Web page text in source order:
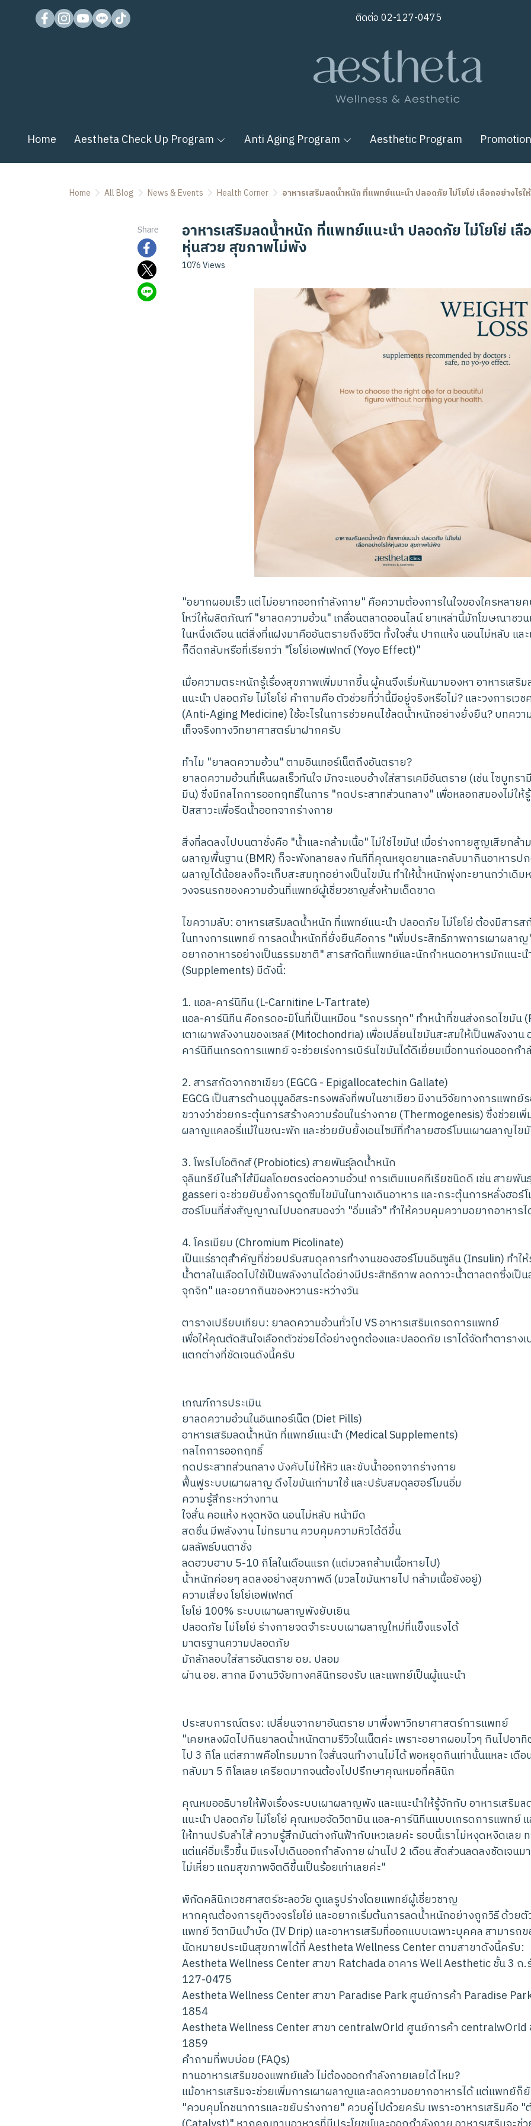
ติดต่อ02-127-0475
Home Aestheta Check Up Program Anti Aging Program Aesthetic Program Promotion
Home All Blog News & Events Health Corner อาหารเสริมลดน้ำหนัก ที่แพทย์แนะนำ ปลอดภัย ไม่โยโย่ เลือกอย่างไร
Share อาหารเสริมลดน้ำหนัก ที่แพทย์แนะนำ ปลอดภัย ไม่โยโย่ เลื
หุ่นสวย สุขภาพไม่พัง
1076 Views
"อยากผอมเร็ว แต่ไม่อยากออกกำลังกาย" คือความต้องการในใจของใครหลาย
โหว่ให้ผลิตภัณฑ์ "ยาลดความอ้วน" เกลื่อนตลาดออนไลน์ ยาเหล่านี้มักโฆษณาชวน
ในหนึ่งเดือน แต่สิ่งที่แฝงมาคืออันตรายถึงชีวิต ทั้งใจสั่น ปากแห้ง นอนไม่หลับ แล
ก็ดีดกลับหรือที่เรียกว่า "โยโย่เอฟเฟกต์ (Yoyo Effect)"
เมื่อความตระหนักรู้เรื่องสุขภาพเพิ่มมากขึ้น ผู้คนจึงเริ่มหันมามองหา อาหารเส
แนะนำ ปลอดภัย ไม่โยโย่ คำถามคือ ตัวช่วยที่ว่านี้มีอยู่จริงหรือไม่? และวงการเว
(Anti-Aging Medicine) ใช้อะไรในการช่วยคนไข้ลดน้ำหนักอย่างยั่งยืน? บทคว
เท็จจริงทางวิทยาศาสตร์มาฝากครับ
ทำไม "ยาลดความอ้วน" ตามอินเทอร์เน็ตถึงอันตราย?
ยาลดความอ้วนที่เห็นผลเร็วทันใจ มักจะแอบอ้างใส่สารเคมีอันตราย (เช่น ไซบูทร
มีน) ซึ่งมีกลไกการออกฤทธิ์ในการ "กดประสาทส่วนกลาง" เพื่อหลอกสมองไม่ให้
ปัสสาวะเพื่อรีดน้ำออกจากร่างกาย
สิ่งที่ลดลงไปบนตาชั่งคือ "น้ำและกล้ามเนื้อ" ไม่ใช่ไขมัน! เมื่อร่างกายสูญเสียกล้า
ผลาญพื้นฐาน (BMR) ก็จะพังทลายลง ทันทีที่คุณหยุดยาและกลับมากินอาหารปก
ผลาญได้น้อยลงก็จะเก็บสะสมทุกอย่างเป็นไขมัน ทำให้น้ำหนักพุ่งทะยานกว่าเดิม
วงจรนรกของความอ้วนที่แพทย์ผู้เชี่ยวชาญสั่งห้ามเด็ดขาด
ไขความลับ: อาหารเสริมลดน้ำหนัก ที่แพทย์แนะนำ ปลอดภัย ไม่โยโย่ ต้องมีสารส
ในทางการแพทย์ การลดน้ำหนักที่ยั่งยืนคือการ "เพิ่มประสิทธิภาพการเผาผลา
อยากอาหารอย่างเป็นธรรมชาติ" สารสกัดที่แพทย์และนักกำหนดอาหารมักแนะน
(Supplements) มีดังนี้:
1. แอล-คาร์นิทีน (L-Carnitine L-Tartrate)
แอล-คาร์นิทีน คือกรดอะมิโนที่เป็นเหมือน "รถบรรทุก" ทำหน้าที่ขนส่งกรดไขมัน
เตาเผาพลังงานของเซลล์ (Mitochondria) เพื่อเปลี่ยนไขมันสะสมให้เป็นพลังงาน
คาร์นิทีนเกรดการแพทย์ จะช่วยเร่งการเบิร์นไขมันได้ดีเยี่ยมเมื่อทานก่อนออกกำ
2. สารสกัดจากชาเขียว (EGCG - Epigallocatechin Gallate)
EGCG เป็นสารต้านอนุมูลอิสระทรงพลังที่พบในชาเขียว มีงานวิจัยทางการแพทย์
ขวางว่าช่วยกระตุ้นการสร้างความร้อนในร่างกาย (Thermogenesis) ซึ่งช่วยเพิ่
ผลาญแคลอรี่แม้ในขณะพัก และช่วยยับยั้งเอนไซม์ที่ทำลายฮอร์โมนเผาผลาญไข
3. โพรไบโอติกส์ (Probiotics) สายพันธุ์ลดน้ำหนัก
จุลินทรีย์ในลำไส้มีผลโดยตรงต่อความอ้วน! การเติมแบคทีเรียชนิดดี เช่น สายพัน
gasseri จะช่วยยับยั้งการดูดซึมไขมันในทางเดินอาหาร และกระตุ้นการหลั่งฮอร์โ
ฮอร์โมนที่ส่งสัญญาณไปบอกสมองว่า "อิ่มแล้ว" ทำให้ควบคุมความอยากอาหาร
4. โครเมียม (Chromium Picolinate)
เป็นแร่ธาตุสำคัญที่ช่วยปรับสมดุลการทำงานของฮอร์โมนอินซูลิน (Insulin) ทำใ
น้ำตาลในเลือดไปใช้เป็นพลังงานได้อย่างมีประสิทธิภาพ ลดภาวะน้ำตาลตกซึ่งเป็
จุกจิก" และอยากกินของหวานระหว่างวัน
ตารางเปรียบเทียบ: ยาลดความอ้วนทั่วไป VS อาหารเสริมเกรดการแพทย์
เพื่อให้คุณตัดสินใจเลือกตัวช่วยได้อย่างถูกต้องและปลอดภัย เราได้จัดทำตาราง
แตกต่างที่ชัดเจนดังนี้ครับ
เกณฑ์การประเมิน
ยาลดความอ้วนในอินเทอร์เน็ต (Diet Pills)
อาหารเสริมลดน้ำหนัก ที่แพทย์แนะนำ (Medical Supplements)
กลไกการออกฤทธิ์
กดประสาทส่วนกลาง บังคับไม่ให้หิว และขับน้ำออกจากร่างกาย
ฟื้นฟูระบบเผาผลาญ ดึงไขมันเก่ามาใช้ และปรับสมดุลฮอร์โมนอิ่ม
ความรู้สึกระหว่างทาน
ใจสั่น คอแห้ง หงุดหงิด นอนไม่หลับ หน้ามืด
สดชื่น มีพลังงาน ไม่ทรมาน ควบคุมความหิวได้ดีขึ้น
ผลลัพธ์บนตาชั่ง
ลดฮวบฮาบ 5-10 กิโลในเดือนแรก (แต่มวลกล้ามเนื้อหายไป)
น้ำหนักค่อยๆ ลดลงอย่างสุขภาพดี (มวลไขมันหายไป กล้ามเนื้อยังอยู่)
ความเสี่ยง โยโย่เอฟเฟกต์
โยโย่ 100% ระบบเผาผลาญพังยับเยิน
ปลอดภัย ไม่โยโย่ ร่างกายจดจำระบบเผาผลาญใหม่ที่แข็งแรงได้
มาตรฐานความปลอดภัย
มักลักลอบใส่สารอันตราย อย. ปลอม
ผ่าน อย. สากล มีงานวิจัยทางคลินิกรองรับ และแพทย์เป็นผู้แนะนำ
ประสบการณ์ตรง: เปลี่ยนจากยาอันตราย มาพึ่งพาวิทยาศาสตร์การแพทย์
"เคยหลงผิดไปกินยาลดน้ำหนักตามรีวิวในเน็ตค่ะ เพราะอยากผอมไวๆ กินไปอา
ไป 3 กิโล แต่สภาพคือโทรมมาก ใจสั่นจนทำงานไม่ได้ พอหยุดกินเท่านั้นแหละ เดือ
กลับมา 5 กิโลเลย เครียดมากจนต้องไปปรึกษาคุณหมอที่คลินิก
คุณหมออธิบายให้ฟังเรื่องระบบเผาผลาญพัง และแนะนำให้รู้จักกับ อาหารเสริม
แนะนำ ปลอดภัย ไม่โยโย่ คุณหมอจัดวิตามิน แอล-คาร์นิทีนแบบเกรดการแพทย์ แ
ให้ทานปรับลำไส้ ความรู้สึกมันต่างกันฟ้ากับเหวเลยค่ะ รอบนี้เราไม่หงุดหงิดเลย
แต่แค่อิ่มเร็วขึ้น มีแรงไปเดินออกกำลังกาย ผ่านไป 2 เดือน สัดส่วนลดลงชัดเจน
ไม่เหี่ยว แถมสุขภาพจิตดีขึ้นเป็นร้อยเท่าเลยค่ะ"
พิกัดคลินิกเวชศาสตร์ชะลอวัย ดูแลรูปร่างโดยแพทย์ผู้เชี่ยวชาญ
หากคุณต้องการยุติวงจรโยโย่ และอยากเริ่มต้นการลดน้ำหนักอย่างถูกวิธี ด้วยตั
แพทย์ วิตามินบำบัด (IV Drip) และอาหารเสริมที่ออกแบบเฉพาะบุคคล สามารถ
นัดหมายประเมินสุขภาพได้ที่ Aestheta Wellness Center ตามสาขาดังนี้ครับ:
Aestheta Wellness Center สาขา Ratchada อาคาร Well Aesthetic ชั้น 3 ถ
127-0475
Aestheta Wellness Center สาขา Paradise Park ศูนย์การค้า Paradise
1854
Aestheta Wellness Center สาขา centralwOrld ศูนย์การค้า
1859
คำถามที่พบบ่อย (FAQs)
ทานอาหารเสริมของแพทย์แล้ว ไม่ต้องออกกำลังกายเลยได้ไหม?
แม้อาหารเสริมจะช่วยเพิ่มการเผาผลาญและลดความอยากอาหารได้ แต่แพทย์ก็
"ควบคุมโภชนาการและขยับร่างกาย" ควบคู่ไปด้วยครับ เพราะอาหารเสริมคือ "